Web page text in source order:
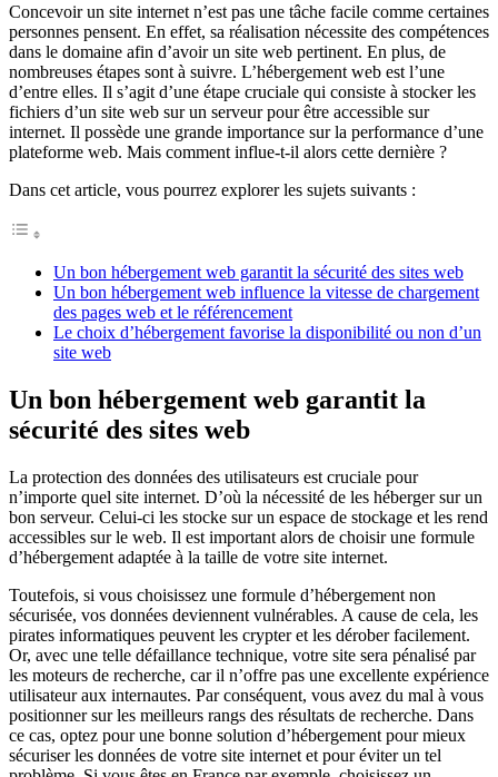
Concevoir un site internet n’est pas une tâche facile comme certaines
personnes pensent. En effet, sa réalisation nécessite des compétences
dans le domaine afin d’avoir un site web pertinent. En plus, de
nombreuses étapes sont à suivre. L’hébergement web est l’une
d’entre elles. Il s’agit d’une étape cruciale qui consiste à stocker les
fichiers d’un site web sur un serveur pour être accessible sur
internet. Il possède une grande importance sur la performance d’une
plateforme web. Mais comment influe-t-il alors cette dernière ?
Dans cet article, vous pourrez explorer les sujets suivants :
Un bon hébergement web garantit la sécurité des sites web
Un bon hébergement web influence la vitesse de chargement
des pages web et le référencement
Le choix d’hébergement favorise la disponibilité ou non d’un
site web
Un bon hébergement web garantit la
sécurité des sites web
La protection des données des utilisateurs est cruciale pour
n’importe quel site internet. D’où la nécessité de les héberger sur un
bon serveur. Celui-ci les stocke sur un espace de stockage et les rend
accessibles sur le web. Il est important alors de choisir une formule
d’hébergement adaptée à la taille de votre site internet.
Toutefois, si vous choisissez une formule d’hébergement non
sécurisée, vos données deviennent vulnérables. A cause de cela, les
pirates informatiques peuvent les crypter et les dérober facilement.
Or, avec une telle défaillance technique, votre site sera pénalisé par
les moteurs de recherche, car il n’offre pas une excellente expérience
utilisateur aux internautes. Par conséquent, vous avez du mal à vous
positionner sur les meilleurs rangs des résultats de recherche. Dans
ce cas, optez pour une bonne solution d’hébergement pour mieux
sécuriser les données de votre site internet et pour éviter un tel